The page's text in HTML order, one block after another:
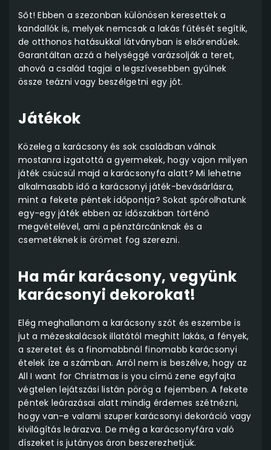
Sőt! Ebben a szezonban különösen keresettek a
kandallók is, melyek nemcsak a lakás fűtését segítik,
de otthonos hatásukkal látványban is elsőrendűek.
Garantáltan azzá a helységgé varázsolják a teret,
ahová a család tagjai a legszívesebben gyűlnek
össze teázni vagy beszélgetni egy jót.
Játékok
Közeleg a karácsony és sok családban válnak
mostanra izgatottá a gyermekek, hogy vajon milyen
játék csücsül majd a karácsonyfa alatt? Mi lehetne
alkalmasabb idő a karácsonyi játék-bevásárlásra,
mint a fekete péntek időpontja? Sokat spórolhatunk
egy-egy játék ebben az időszakban történő
megvételével, ami a pénztárcánknak és a
csemetéknek is örömet fog szerezni.
Ha már karácsony, vegyünk
karácsonyi dekorokat!
Elég meghallanom a karácsony szót és eszembe is
jut a mézeskalácsok illatától meghitt lakás, a fények,
a szeretet és a finomabbnál finomabb karácsonyi
ételek íze a számban. Arról nem is beszélve, hogy az
All I want for Christmas is you című zene egyfajta
végtelen lejátszási listán pörög a fejemben. A fekete
péntek leárazásai alatt mindig érdemes szétnézni,
hogy van-e valami szuper karácsonyi dekoráció vagy
kivilágítás leárazva. De még a karácsonyfára való
díszeket is jutányos áron beszerezhetjük.